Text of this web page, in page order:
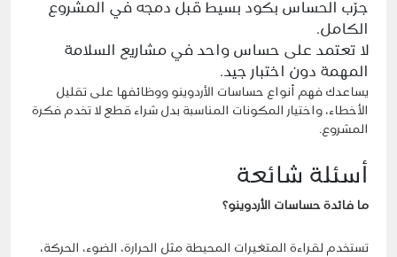
جرّب الحساس بكود بسيط قبل دمجه في المشروع
الكامل.
لا تعتمد على حساس واحد في مشاريع السلامة
المهمة دون اختبار جيد.
يساعدك فهم أنواع حساسات الأردوينو ووظائفها على تقليل
الأخطاء، واختيار المكونات المناسبة بدل شراء قطع لا تخدم فكرة
المشروع.
أسئلة شائعة
ما فائدة حساسات الأردوينو؟
تستخدم لقراءة المتغيرات المحيطة مثل الحرارة، الضوء، الحركة،